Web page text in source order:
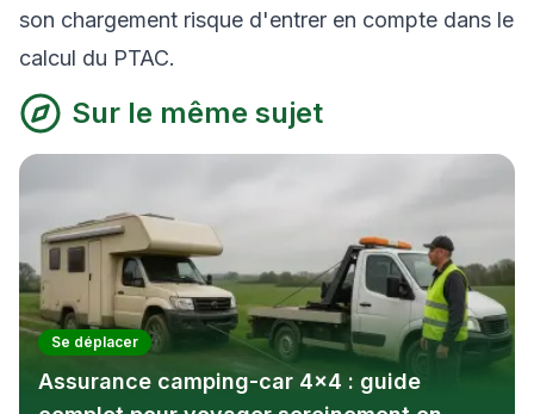
son chargement risque d'entrer en compte dans le
calcul du PTAC.
Sur le même sujet
Se déplacer
Assurance camping-car 4x4 : guide